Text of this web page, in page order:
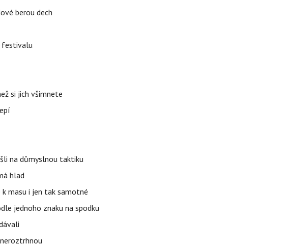
berou dech
festivalu
si jich všimnete
na důmyslnou taktiku
hlad
k masu i jen tak samotné
jednoho znaku na spodku